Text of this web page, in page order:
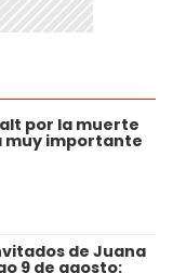
por la muerte
muy importante
de Juana
9 de agosto: